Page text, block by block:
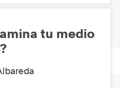
tu medio